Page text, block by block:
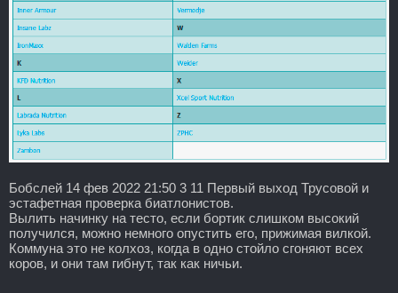
Бобслей 14 фев 2022 21:50 3 11 Первый выход Трусовой и
эстафетная проверка биатлонистов.
Вылить начинку на тесто, если бортик слишком высокий
получился, можно немного опустить его, прижимая вилкой.
Коммуна это не колхоз, когда в одно стойло сгоняют всех
коров, и они там гибнут, так как ничьи.